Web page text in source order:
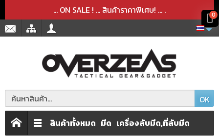
... ON SALE ! ... สินค้าราคาพิเศษ! ... .
OK
สินค้าทั้งหมด มีด เครื่องลับมีด,ที่ลับมีด
สินค้าได้เพิ่มลงในตะกร้าเรียบร้อยแล้ว
สินค้าได้ถูกลบออกจากตะกร้าเรียบร้อยแล้ว
0